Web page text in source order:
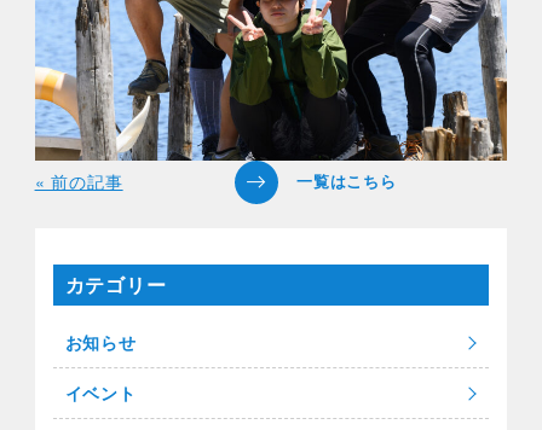
« 前の記事
カテゴリー
お知らせ
イベント